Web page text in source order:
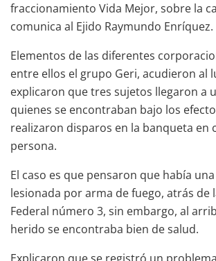
fraccionamiento Vida Mejor, sobre la
comunica al Ejido Raymundo Enríquez.
Elementos de las diferentes
entre ellos el grupo Geri, acudieron al
explicaron que tres sujetos llegaron a
quienes se encontraban bajo los
realizaron disparos en la banqueta en
persona.
El caso es que pensaron que había
lesionada por arma de fuego, atrás de
Federal número 3, sin embargo, al
herido se encontraba bien de salud.